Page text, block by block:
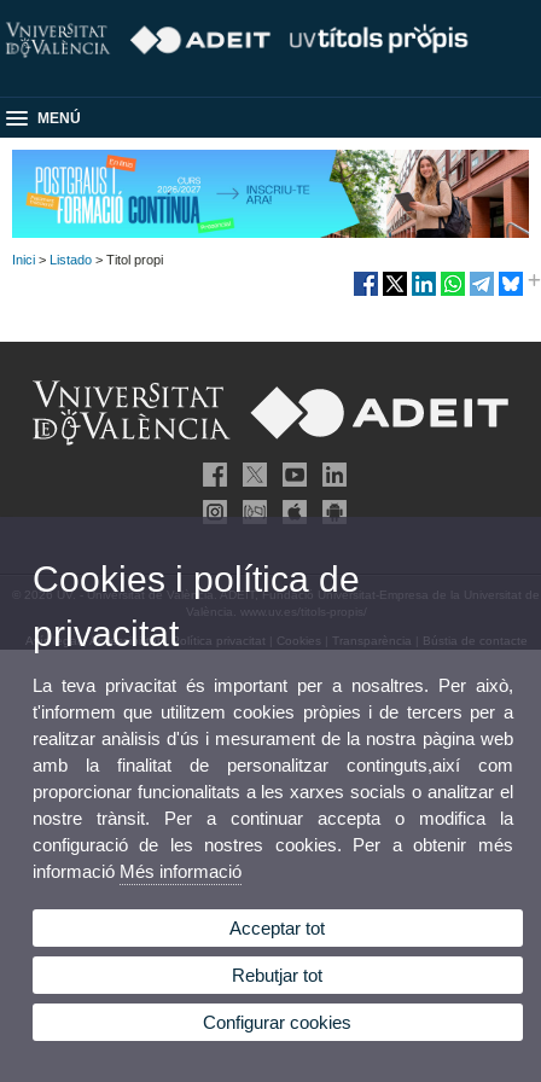
MENÚ
Inici > Listado > Titol propi
© 2026 UV. - Universitat de València. ADEIT, Fundació Universitat-Empresa de la Universitat de
València. www.uv.es/titols-propis/
Avís legal|Accessibilitat| Política privacitat Cookies Transparència Bústia de contacte
Cookies i política de
privacitat
La teva privacitat és important per a nosaltres. Per això,
t'informem que utilitzem cookies pròpies i de tercers per a
realitzar anàlisis d'ús i mesurament de la nostra pàgina web
amb la finalitat de personalitzar continguts,així com
proporcionar funcionalitats a les xarxes socials o analitzar el
nostre trànsit. Per a continuar accepta o modifica la
configuració de les nostres cookies. Per a obtenir més
informació Més informació
Acceptar tot
Rebutjar tot
Configurar cookies